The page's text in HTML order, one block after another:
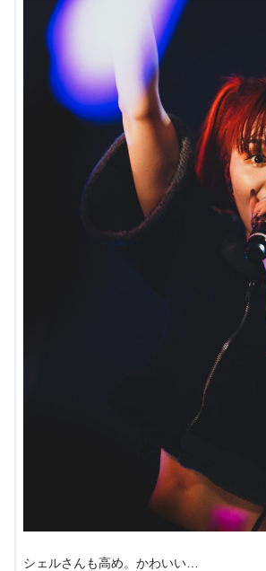
シェルさんも高め。かわいい…